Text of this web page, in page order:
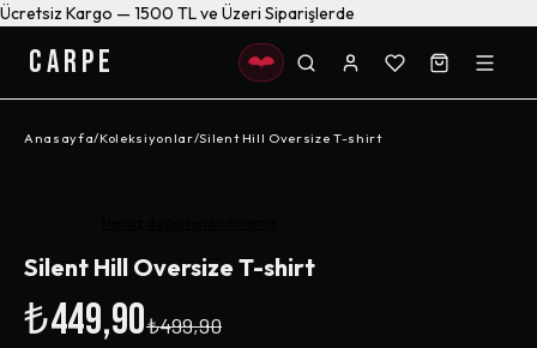
Ücretsiz Kargo — 1500 TL ve Üzeri Siparişlerde
CARPE
Anasayfa/Koleksiyonlar/Silent Hill Oversize T-shirt
Silent Hill Oversize T-shirt
₺449,90₺499,90